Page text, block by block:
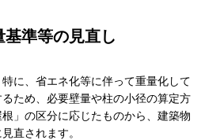
準等の見直し
に、省エネ化等に伴って重量化して
ため、必要壁量や柱の小径の算定方
」の区分に応じたものから、建築物
直されます。